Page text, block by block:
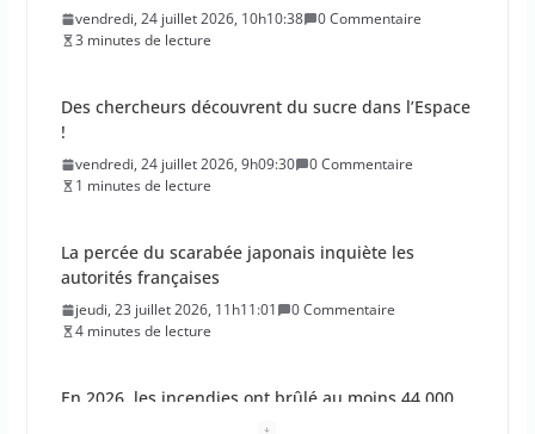
vendredi, 24 juillet 2026, 10h10:38
0 Commentaire
3 minutes de lecture
Des chercheurs découvrent du sucre dans l’Espace
!
vendredi, 24 juillet 2026, 9h09:30
0 Commentaire
1 minutes de lecture
La percée du scarabée japonais inquiète les
autorités françaises
jeudi, 23 juillet 2026, 11h11:01
0 Commentaire
4 minutes de lecture
En 2026, les incendies ont brûlé au moins 44 000